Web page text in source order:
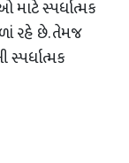
માટે સ્પર્ધાત્મક
રહે છે. તેમજ
સ્પર્ધાત્મક